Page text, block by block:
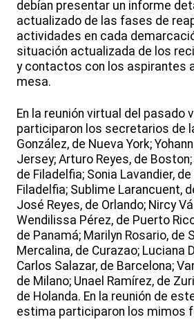
debían presentar un informe
actualizado de las fases de
actividades en cada
situación actualizada de los
y contactos con los aspirantes
mesa.
En la reunión virtual del pasado
participaron los secretarios de
González, de Nueva York;
Jersey; Arturo Reyes, de
de Filadelfia; Sonia Lavandier, de
Filadelfia; Sublime Larancuent,
José Reyes, de Orlando; Nircy
Wendilissa Pérez, de Puerto
de Panamá; Marilyn Rosario, de
Mercalina, de Curazao; Luciana
Carlos Salazar, de Barcelona;
de Milano; Unael Ramírez, de
de Holanda. En la reunión de
estima participaron los mimos